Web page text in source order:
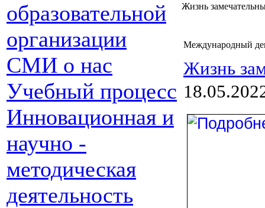
образовательной
организации
СМИ о нас
Учебный процесс
Инновационная и
научно -
методическая
деятельность
Жизнь
Международный
Жизнь